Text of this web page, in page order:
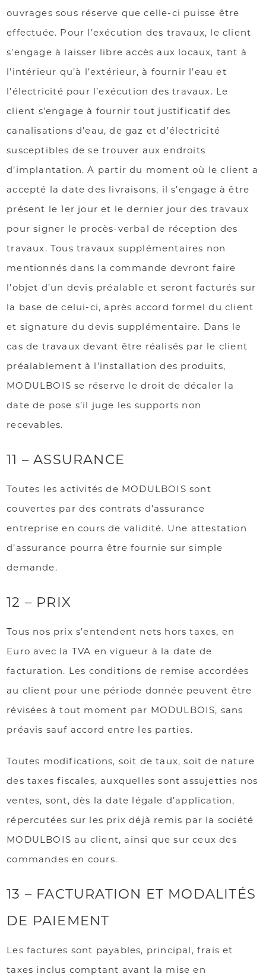
ouvrages sous réserve que celle-ci puisse être
effectuée. Pour l’exécution des travaux, le client
s’engage à laisser libre accès aux locaux, tant à
l’intérieur qu’à l’extérieur, à fournir l’eau et
l’électricité pour l’exécution des travaux. Le
client s’engage à fournir tout justificatif des
canalisations d’eau, de gaz et d’électricité
susceptibles de se trouver aux endroits
d’implantation. A partir du moment où le client a
accepté la date des livraisons, il s’engage à être
présent le 1er jour et le dernier jour des travaux
pour signer le procès-verbal de réception des
travaux. Tous travaux supplémentaires non
mentionnés dans la commande devront faire
l’objet d’un devis préalable et seront facturés sur
la base de celui-ci, après accord formel du client
et signature du devis supplémentaire. Dans le
cas de travaux devant être réalisés par le client
préalablement à l’installation des produits,
MODULBOIS se réserve le droit de décaler la
date de pose s’il juge les supports non
recevables.
11 – ASSURANCE
Toutes les activités de MODULBOIS sont
couvertes par des contrats d’assurance
entreprise en cours de validité. Une attestation
d’assurance pourra être fournie sur simple
demande.
12 – PRIX
Tous nos prix s’entendent nets hors taxes, en
Euro avec la TVA en vigueur à la date de
facturation. Les conditions de remise accordées
au client pour une période donnée peuvent être
révisées à tout moment par MODULBOIS, sans
préavis sauf accord entre les parties.
Toutes modifications, soit de taux, soit de nature
des taxes fiscales, auxquelles sont assujetties nos
ventes, sont, dès la date légale d’application,
répercutées sur les prix déjà remis par la société
MODULBOIS au client, ainsi que sur ceux des
commandes en cours.
13 – FACTURATION ET MODALITÉS
DE PAIEMENT
Les factures sont payables, principal, frais et
taxes inclus comptant avant la mise en